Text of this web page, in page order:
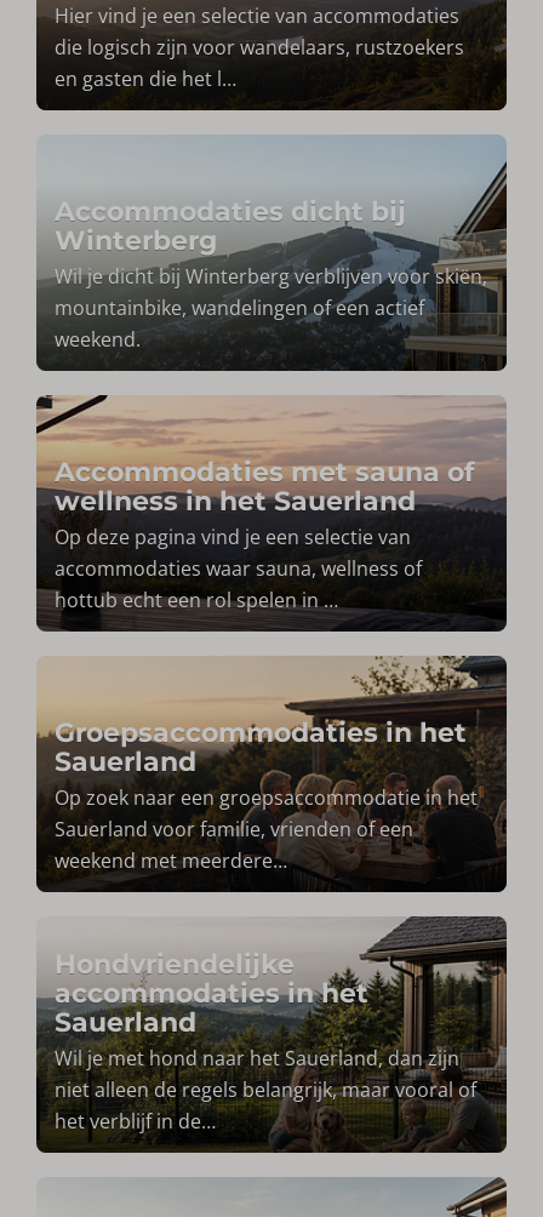
Hier vind je een selectie van accommodaties
die logisch zijn voor wandelaars, rustzoekers
en gasten die het l…
Accommodaties dicht bij
Winterberg
Wil je dicht bij Winterberg verblijven voor skiën,
mountainbike, wandelingen of een actief
weekend.
Accommodaties met sauna of
wellness in het Sauerland
Op deze pagina vind je een selectie van
accommodaties waar sauna, wellness of
hottub echt een rol spelen in…
Groepsaccommodaties in het
Sauerland
Op zoek naar een groepsaccommodatie in het
Sauerland voor familie, vrienden of een
weekend met meerdere…
Hondvriendelijke
accommodaties in het
Sauerland
Wil je met hond naar het Sauerland, dan zijn
niet alleen de regels belangrijk, maar vooral of
het verblijf in de…